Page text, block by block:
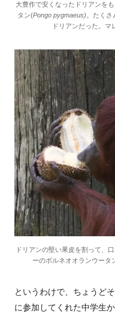
大豊作で安くなったドリアンを
タン(Pongo pygmaeus) 。たく
ドリアンだった。マ
ドリアンの堅い果皮を割って、
ーのボルネオオランウータ
というわけで、ちょうど
に参加してくれた中学生